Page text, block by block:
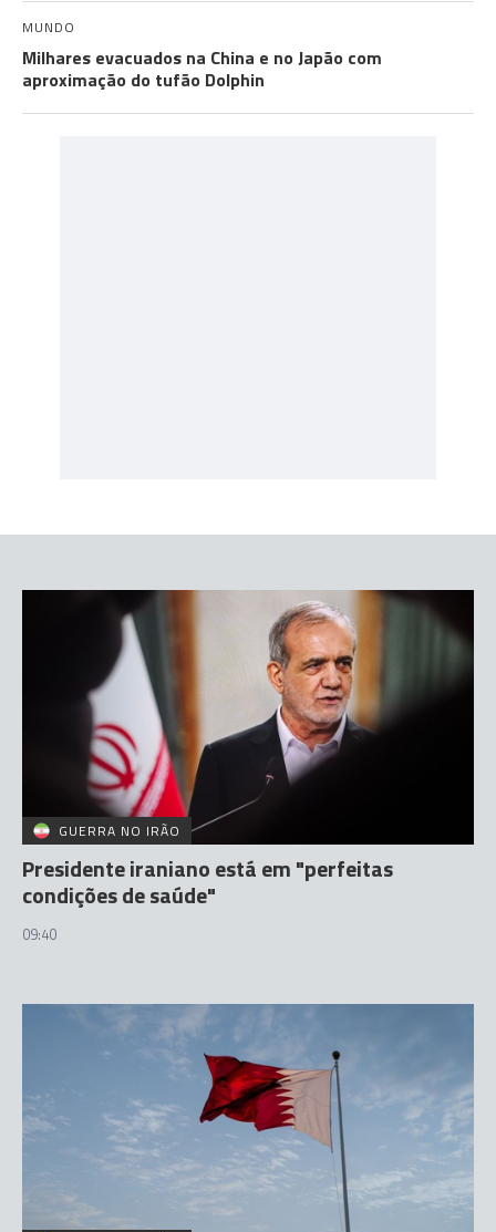
MUNDO
Milhares evacuados na China e no Japão com
aproximação do tufão Dolphin
GUERRA NO IRÃO
Presidente iraniano está em "perfeitas
condições de saúde"
09:40